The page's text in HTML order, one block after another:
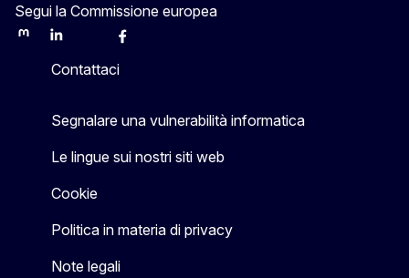
Segui la Commissione europea
MastodonLinkedInBlueskyFacebook
Contattaci
Segnalare una vulnerabilità informatica
Le lingue sui nostri siti web
Cookie
Politica in materia di privacy
Note legali